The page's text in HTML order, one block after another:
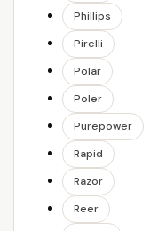
Phillips
Pirelli
Polar
Poler
Purepower
Rapid
Razor
Reer